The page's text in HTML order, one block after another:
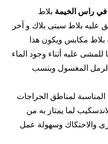
فيراس الخيمة بلاط
عليه بلاط سيتى بلاك و آخر
مكابس ويكون هذا
للمشى عليه أثناء وجود الماء
المغسول وبنسب
المناسبة لمناطق الجراجات
لما يمتاز به من
والاحتكاك وسهولة عمل